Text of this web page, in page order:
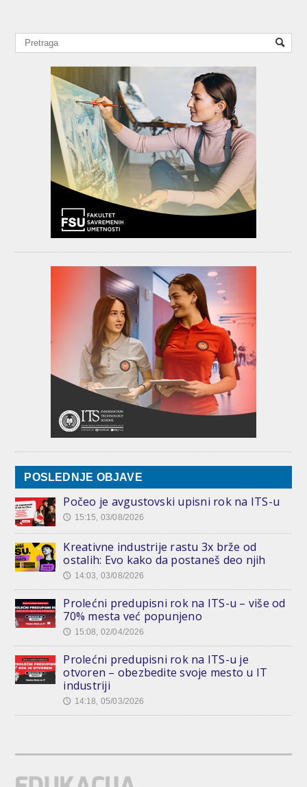
POSLEDNJE OBJAVE
Počeo je avgustovski upisni rok na ITS-u
🕔 15:15, 03/08/2026
Kreativne industrije rastu 3x brže od
ostalih: Evo kako da postaneš deo njih
🕔 14:03, 03/08/2026
Prolećni predupisni rok na ITS-u – više od
70% mesta već popunjeno
🕔 15:08, 02/04/2026
Prolećni predupisni rok na ITS-u je
otvoren – obezbedite svoje mesto u IT
industriji
🕔 14:18, 05/03/2026